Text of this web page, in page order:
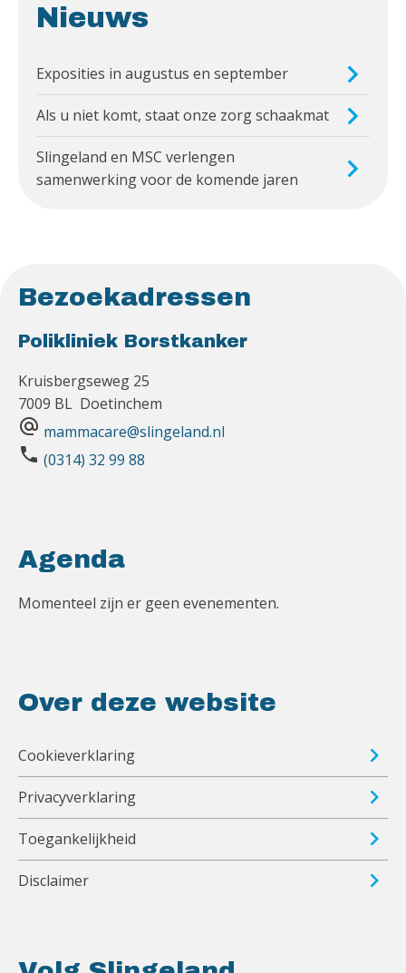
Nieuws
Exposities in augustus en september
Als u niet komt, staat onze zorg schaakmat
Slingeland en MSC verlengen
samenwerking voor de komende jaren
Bezoekadressen
Polikliniek Borstkanker
Kruisbergseweg 25
7009 BL Doetinchem
alternate_email mammacare@slingeland.nl
phone (0314) 32 99 88
Agenda
Momenteel zijn er geen evenementen.
Over deze website
Cookieverklaring
Privacyverklaring
Toegankelijkheid
Disclaimer